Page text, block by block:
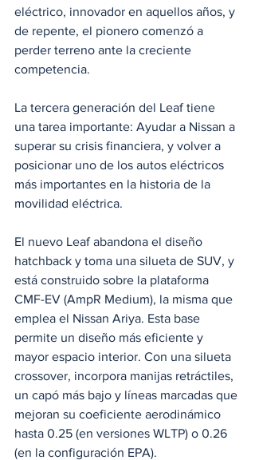
eléctrico, innovador en aquellos años, y
de repente, el pionero comenzó a
perder terreno ante la creciente
competencia.
La tercera generación del Leaf tiene
una tarea importante: Ayudar a Nissan a
superar su crisis financiera, y volver a
posicionar uno de los autos eléctricos
más importantes en la historia de la
movilidad eléctrica.
El nuevo Leaf abandona el diseño
hatchback y toma una silueta de SUV, y
está construido sobre la plataforma
CMF-EV (AmpR Medium), la misma que
emplea el Nissan Ariya. Esta base
permite un diseño más eficiente y
mayor espacio interior. Con una silueta
crossover, incorpora manijas retráctiles,
un capó más bajo y líneas marcadas que
mejoran su coeficiente aerodinámico
hasta 0.25 (en versiones WLTP) o 0.26
(en la configuración EPA).